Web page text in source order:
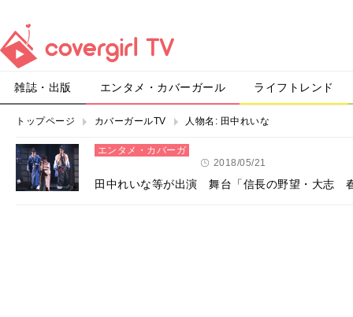
雑誌・出版 エンタメ・カバーガール ライフトレンド
トップページ カバーガールTV 人物名: 田中れいな
エンタメ・カバーガ
2018/05/21
田中れいな等が出演 舞台「信長の野望・大志